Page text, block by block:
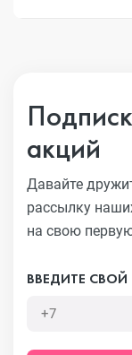
акций
Давайте
рассылку
на свою
ВВЕДИТЕ